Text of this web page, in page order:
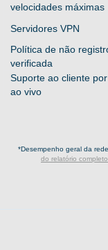
velocidades máximas
Servidores VPN
Política de não
verificada
Suporte ao cliente
ao vivo
*Desempenho geral da
do relatório completo